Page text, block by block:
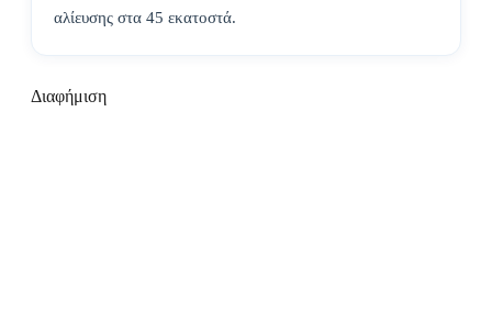
αλίευσης στα 45 εκατοστά.
Διαφήμιση